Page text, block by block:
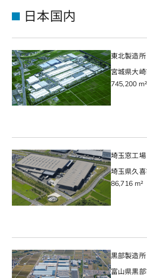
日本国内
東北製造所
宮城県大
745,200 m²
埼玉窓工場
埼玉県久
86,716 m²
黒部製造所
富山県黒